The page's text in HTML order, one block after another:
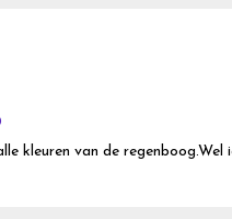
kleuren van de regenboog.Wel